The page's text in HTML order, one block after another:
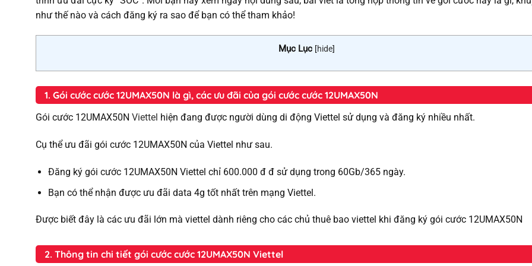
như thế nào và cách đăng ký ra sao để bạn có thể tham khảo!
Mục Lục [hide]
1. Gói cước cước 12UMAX50N là gì, các ưu đãi của gói cước cước 12UMAX50N
Gói cước 12UMAX50NViettel hiện đang được người dùng di động Viettel sử dụng và đăng ký nhiều nhất.
Cụ thể ưu đãi gói cước 12UMAX50N của Viettel như sau.
Đăng ký gói cước 12UMAX50N Viettel chỉ 600.000 đ đ sử dụng trong 60Gb/365 ngày.
Bạn có thể nhận được ưu đãi data 4g tốt nhất trên mạng Viettel.
Được biết đây là các ưu đãi lớn mà viettel dành riêng cho các chủ thuê bao viettel khi đăng ký gói cước 12UMAX50N
2. Thông tin chi tiết gói cước cước 12UMAX50N Viettel